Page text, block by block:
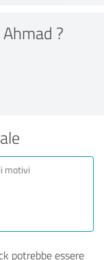
?
potrebbe essere